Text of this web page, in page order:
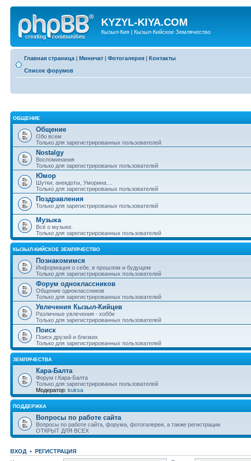
KYZYL-KIYA.COM
Кызыл-Кия | Кызыл-Кийское Землячество
Главная страница | Миничат | Фотогалерея | Контакты
Список форумов
ОБЩЕНИЕ
Общение
Обо всем
Только для зарегистрированных пользователей
Nostalgy
Воспоминания
Только для зарегистрированых пользователей
Юмор
Шутки, анекдоты, Уморина....
Только для зарегистрированых пользователей
Поздравления
Только для зарегистрированых пользователей
Музыка
Всё о музыке.
Только для зарегистрированных пользователей
КЫЗЫЛ-КИЙСКОЕ ЗЕМЛЯЧЕСТВО
Познакомимся
Информация о себе, в прошлом и будущем
Только для зарегистрированных пользователей
Форум одноклассников
Общение одноклассников
Только для зарегистрированных пользователей
Увлечения Кызыл-Кийцев
Различные увлечения - хобби
Только для зарегистрированных пользователей
Поиск
Поиск друзей и близких
Только для зарегистрированных пользователей
ЗЕМЛЯЧЕСТВА
Кара-Балта
Форум г.Кара-Балта
Только для зарегистрированых пользователей
Модератор: kuksa
ПОДДЕРЖКА
Вопросы по работе сайта
Вопросы по работе сайта, форума, фотогалереи, а также регистрации
ОТКРЫТ ДЛЯ ВСЕХ
ВХОД • РЕГИСТРАЦИЯ